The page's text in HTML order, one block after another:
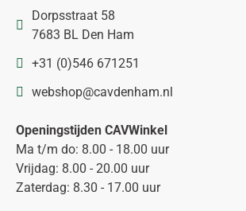
Dorpsstraat 58
7683 BL Den Ham
+31 (0)546 671251
webshop@cavdenham.nl
Openingstijden CAVWinkel
Ma t/m do: 8.00 - 18.00 uur
Vrijdag: 8.00 - 20.00 uur
Zaterdag: 8.30 - 17.00 uur